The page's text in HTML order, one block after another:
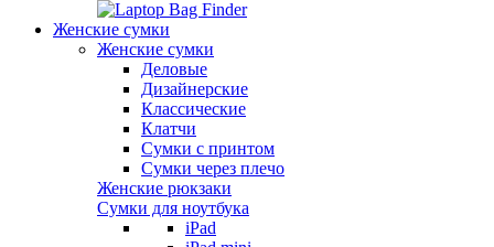
Женские сумки
Женские сумки
Деловые
Дизайнерские
Классические
Клатчи
Сумки с принтом
Сумки через плечо
Женские рюкзаки
Сумки для ноутбука
iPad